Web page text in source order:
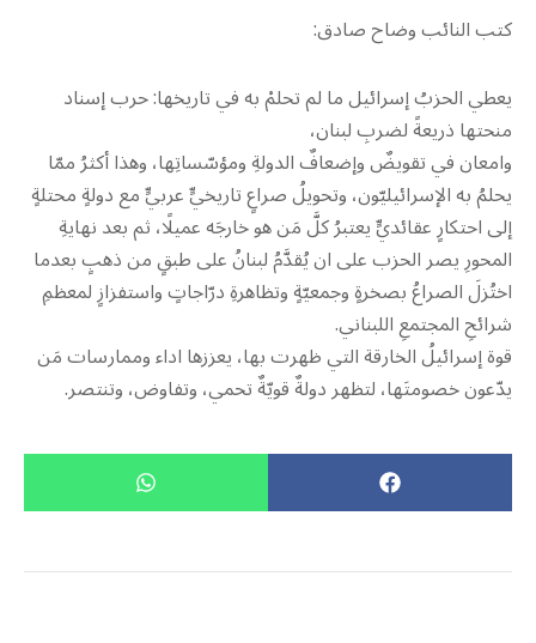
كتب النائب وضاح صادق:
‏يعطي الحزبُ إسرائيل ما لم تحلمْ به في تاريخها: حرب إسناد
منحتها ذريعةً لضربِ لبنان،
وامعان في تقويضٌ وإضعافٌ الدولةِ ومؤسّساتِها، وهذا أكثرُ ممّا
يحلمُ به الإسرائيليّون، وتحويلُ صراعٍ تاريخيٍّ عربيٍّ مع دولةٍ محتلةٍ
إلى احتكارٍ عقائديٍّ يعتبرُ كلَّ مَن هو خارجَه عميلًا، ثم بعد نهايةِ
المحورِ يصر الحزب على ان يُقدَّمُ لبنانُ على طبقٍ من ذهبٍ بعدما
اختُزلَ الصراعُ بصخرةٍ وجمعيّةٍ وتظاهرةِ درّاجاتٍ واستفزازٍ لمعظمِ
شرائحِ المجتمعِ اللبناني.
قوة إسرائيلُ الخارقة التي ظهرت بها، يعززها اداء وممارسات مَن
يدّعون خصومتَها، لتظهر دولةٌ قويّةٌ تحمي، وتفاوض، وتنتصر.